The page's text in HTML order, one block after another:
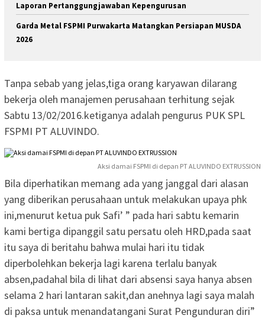
Laporan Pertanggungjawaban Kepengurusan
Garda Metal FSPMI Purwakarta Matangkan Persiapan MUSDA
2026
Tanpa sebab yang jelas,tiga orang karyawan dilarang
bekerja oleh manajemen perusahaan terhitung sejak
Sabtu 13/02/2016.ketiganya adalah pengurus PUK SPL
FSPMI PT ALUVINDO.
Aksi damai FSPMI di depan PT ALUVINDO EXTRUSSION
Bila diperhatikan memang ada yang janggal dari alasan
yang diberikan perusahaan untuk melakukan upaya phk
ini,menurut ketua puk Safi’ ” pada hari sabtu kemarin
kami bertiga dipanggil satu persatu oleh HRD,pada saat
itu saya di beritahu bahwa mulai hari itu tidak
diperbolehkan bekerja lagi karena terlalu banyak
absen,padahal bila di lihat dari absensi saya hanya absen
selama 2 hari lantaran sakit,dan anehnya lagi saya malah
di paksa untuk menandatangani Surat Pengunduran diri”